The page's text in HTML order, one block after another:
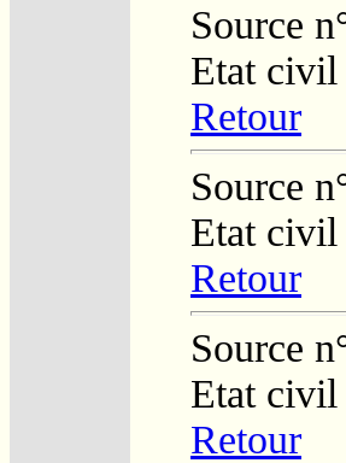
Source
Etat civil
Retour
Source
Etat civil
Retour
Source
Etat civil
Retour